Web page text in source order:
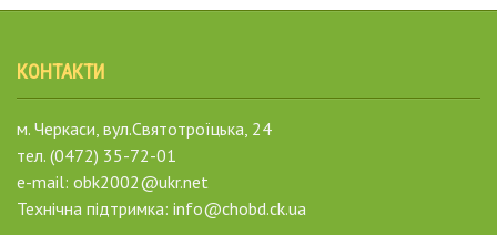
КОНТАКТИ
м. Черкаси, вул.Святотроїцька, 24
тел. (0472) 35-72-01
e-mail: obk2002@ukr.net
Технічна підтримка: info@chobd.ck.ua